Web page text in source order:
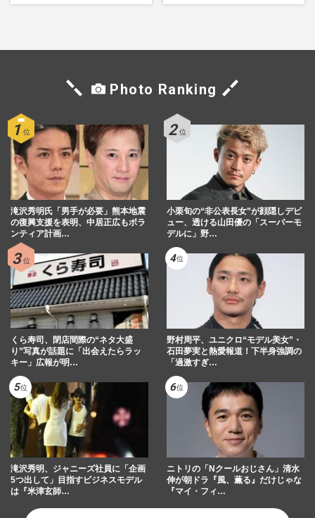
Photo Ranking
滝沢秀明氏「男手が必要」熊本地震
の復興支援を表明、中居正広もボラ
ンティア計画…
小栗旬の“非公表長女”が顔隠しデビ
ュー、透ける山田優の「スーパーモ
デルに」野…
くら寿司、閉店間際の“ネタ大盛
り”写真が話題に「出会えたらラッ
キー」広報が明…
野村周平、ユニクロ“モデル美女”・
石田夢実と熱愛報道！下半身強調の
「過激すぎ…
滝沢秀明、ジャニーズ社員に「企画
5つ出して」目指すビジネスモデル
は『米津玄師…
ニトリの「Nクールおじさん」清水
伸が朝ドラ『風、薫る』だけじゃな
『マイ・フィ…